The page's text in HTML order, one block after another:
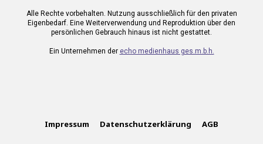
Alle Rechte vorbehalten. Nutzung ausschließlich für den privaten
Eigenbedarf. Eine Weiterverwendung und Reproduktion über den
persönlichen Gebrauch hinaus ist nicht gestattet.
Ein Unternehmen der echo medienhaus ges.m.b.h.
Impressum Datenschutzerklärung AGB